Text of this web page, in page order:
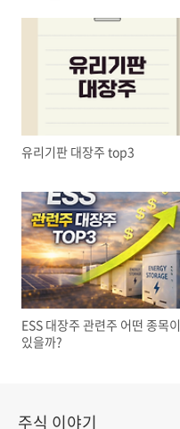
유리기판 대장주 top3
ESS 대장주 관련주 어떤 종목이
있을까?
주식 이야기